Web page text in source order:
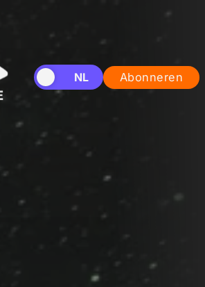
EN NL Abonneren